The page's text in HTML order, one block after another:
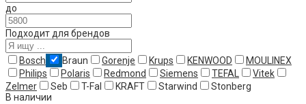
до
Подходит для брендов
Bosch Braun Gorenje Krups KENWOOD
MOULINEX
Philips
Polaris Redmond Siemens TEFAL
Vitek
Zelmer
Seb T-Fal KRAFT Starwind
Stonberg
В наличии